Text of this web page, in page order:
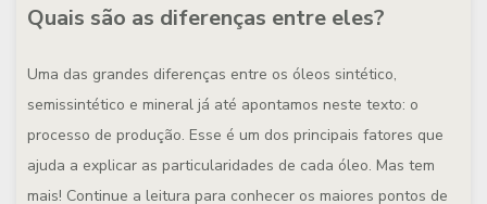
Quais são as diferenças entre eles?
Uma das grandes diferenças entre os óleos sintético,
semissintético e mineral já até apontamos neste texto: o
processo de produção. Esse é um dos principais fatores que
ajuda a explicar as particularidades de cada óleo. Mas tem
mais! Continue a leitura para conhecer os maiores pontos de